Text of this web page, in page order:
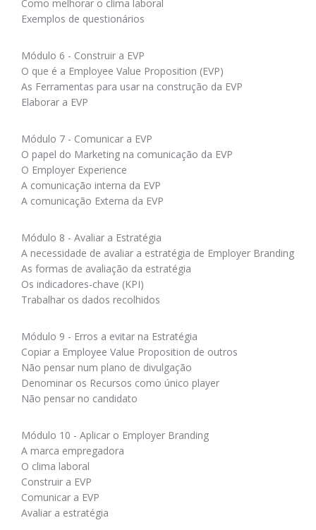
Como melhorar o clima laboral
Exemplos de questionários
Módulo 6 - Construir a EVP
O que é a Employee Value Proposition (EVP)
As Ferramentas para usar na construção da EVP
Elaborar a EVP
Módulo 7 - Comunicar a EVP
O papel do Marketing na comunicação da EVP
O Employer Experience
A comunicação interna da EVP
A comunicação Externa da EVP
Módulo 8 - Avaliar a Estratégia
A necessidade de avaliar a estratégia de Employer Branding
As formas de avaliação da estratégia
Os indicadores-chave (KPI)
Trabalhar os dados recolhidos
Módulo 9 - Erros a evitar na Estratégia
Copiar a Employee Value Proposition de outros
Não pensar num plano de divulgação
Denominar os Recursos como único player
Não pensar no candidato
Módulo 10 - Aplicar o Employer Branding
A marca empregadora
O clima laboral
Construir a EVP
Comunicar a EVP
Avaliar a estratégia